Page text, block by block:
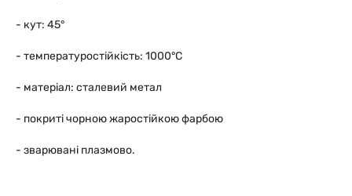
- кут: 45°
- температуростійкість: 1000°C
- матеріал: сталевий метал
- покриті чорною жаростійкою фарбою
- зварювані плазмово.